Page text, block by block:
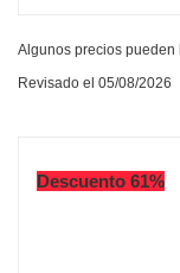
Algunos precios
Revisado el 05/08/2026
Descuento 61%